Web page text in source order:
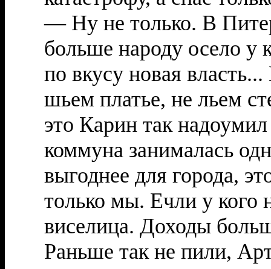
— Ну не только. В
больше народу осело у
по вкусу новая
шьем платье, не льем
это Карин так
коммуна занималась
выгоднее для города,
только мы. Ечли у
виселица. Доходы
Раньше так не пили,